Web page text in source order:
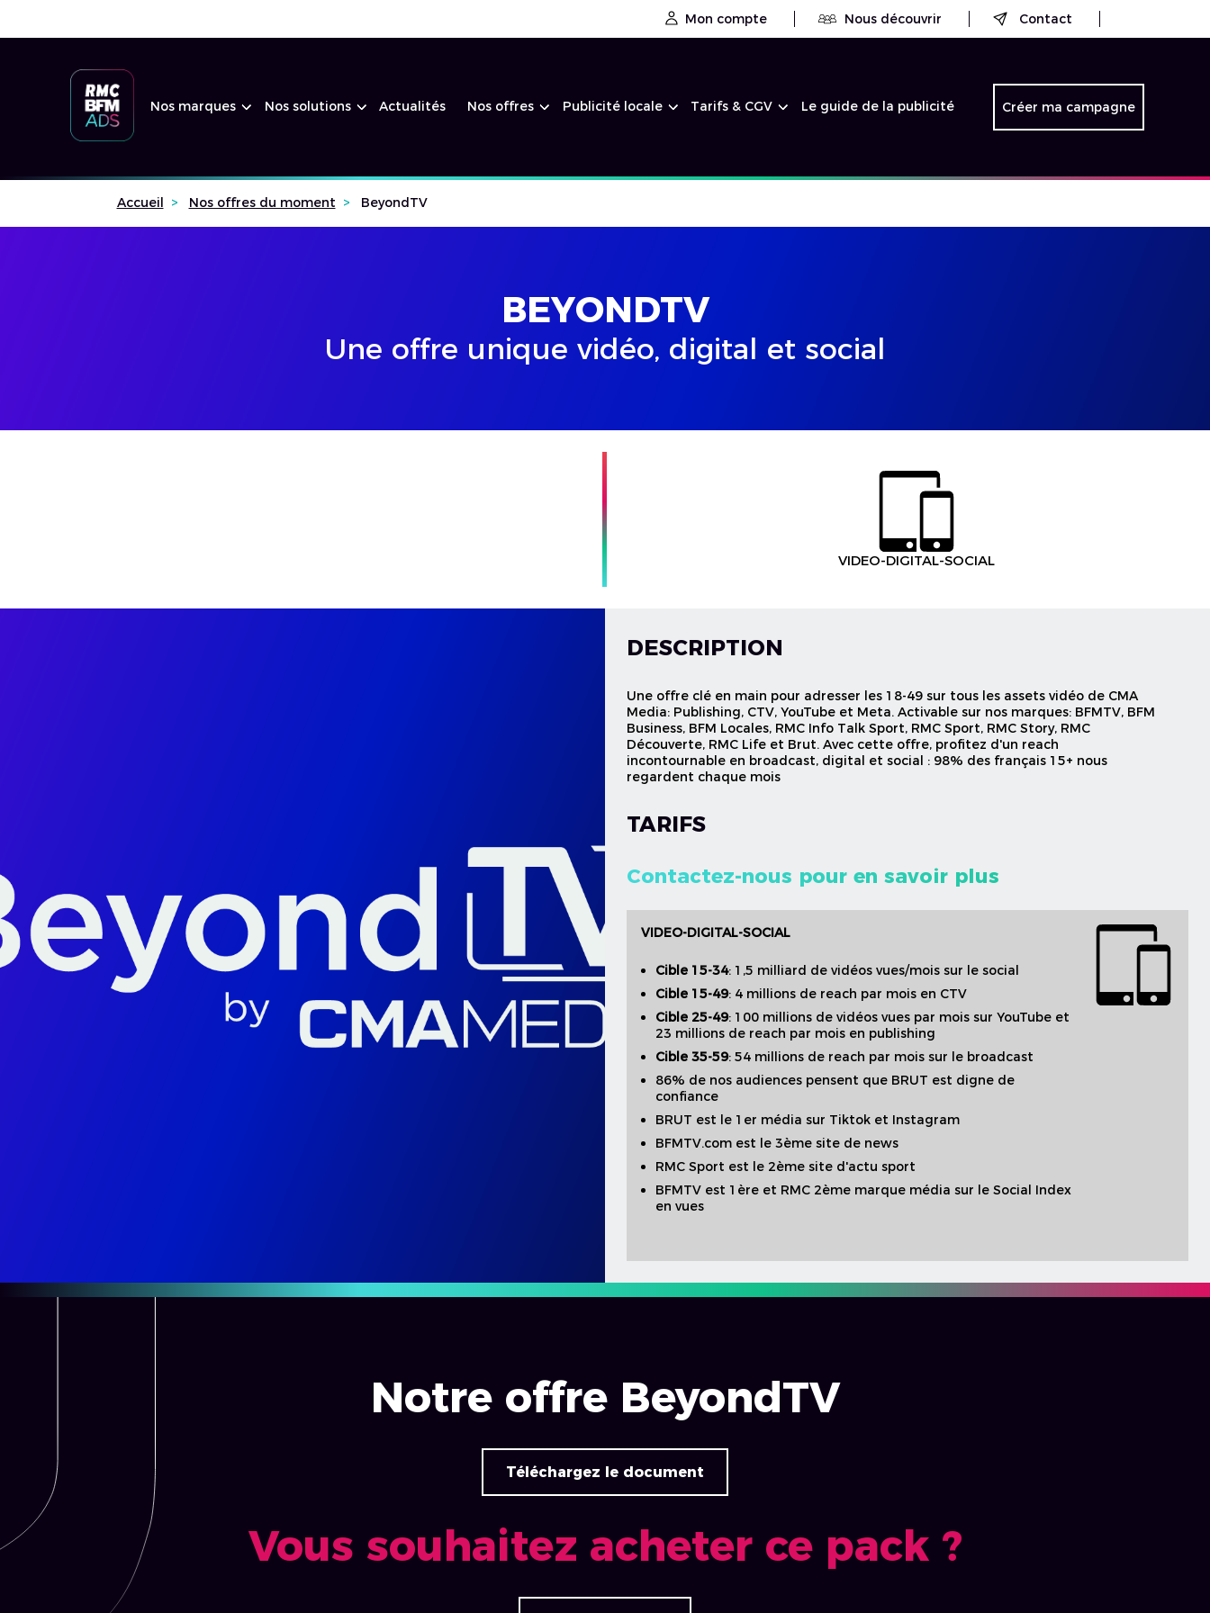
Mon compte Nous découvrir Contact
Nos marques Nos solutions Actualités Nos offres Publicité locale Tarifs & CGV Le guide de la publicité Créer ma campagne
Accueil Nos offres du moment BeyondTV
BEYONDTV
Une offre unique vidéo, digital et social
VIDEO-DIGITAL-SOCIAL
DESCRIPTION
Une offre clé en main pour adresser les 18-49 sur tous les assets vidéo de CMA
Media: Publishing, CTV, YouTube et Meta. Activable sur nos marques: BFMTV, BFM
Business, BFM Locales, RMC Info Talk Sport, RMC Sport, RMC Story, RMC
Découverte, RMC Life et Brut. Avec cette offre, profitez d'un reach
incontournable en broadcast, digital et social : 98% des français 15+ nous
regardent chaque mois
TARIFS
Contactez-nous pour en savoir plus
VIDEO-DIGITAL-SOCIAL
Cible 15-34: 1,5 milliard de vidéos vues/mois sur le social
Cible 15-49: 4 millions de reach par mois en CTV
Cible 25-49: 100 millions de vidéos vues par mois sur YouTube et
23 millions de reach par mois en publishing
Cible 35-59: 54 millions de reach par mois sur le broadcast
86% de nos audiences pensent que BRUT est digne de
confiance
BRUT est le 1er média sur Tiktok et Instagram
BFMTV.com est le 3ème site de news
RMC Sport est le 2ème site d'actu sport
BFMTV est 1ère et RMC 2ème marque média sur le Social Index
en vues
Notre offre BeyondTV
Téléchargez le document
Vous souhaitez acheter ce pack ?